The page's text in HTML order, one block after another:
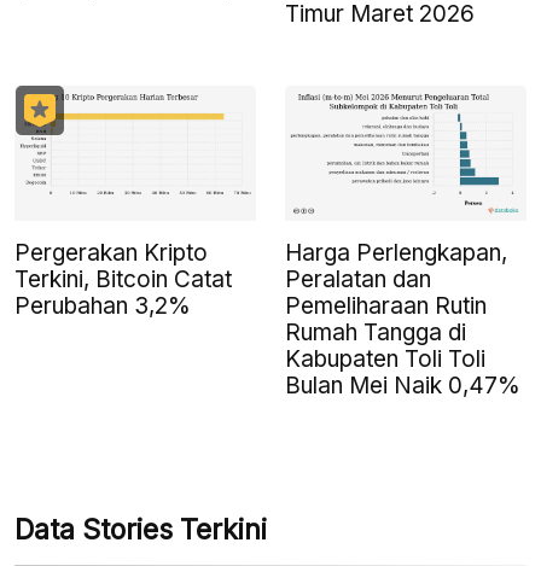
Timur Maret 2026
Pergerakan Kripto
Terkini, Bitcoin Catat
Perubahan 3,2%
Harga Perlengkapan,
Peralatan dan
Pemeliharaan Rutin
Rumah Tangga di
Kabupaten Toli Toli
Bulan Mei Naik 0,47%
Data Stories Terkini